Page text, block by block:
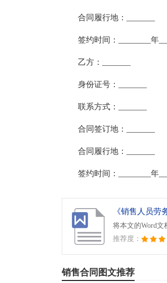
合同履行地：_______
签约时间：________年
乙方：_______
身份证号：_______
联系方式：_______
合同签订地：_______
合同履行地：_______
签约时间：________年
《销售人员劳
将本文的Word文
推荐度：
销售合同图文推荐